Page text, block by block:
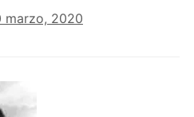
marzo, 2020